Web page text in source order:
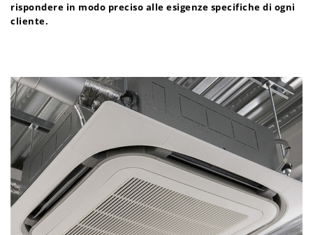
rispondere in modo preciso alle esigenze specifiche di ogni
cliente.